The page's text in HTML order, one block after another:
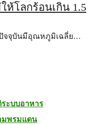
ห้โลกร้อนเกิน 1.5
ปัจจุบันมีอุณหภูมิเฉลี่ย…
ะบบอาหาร
มพรมแดน